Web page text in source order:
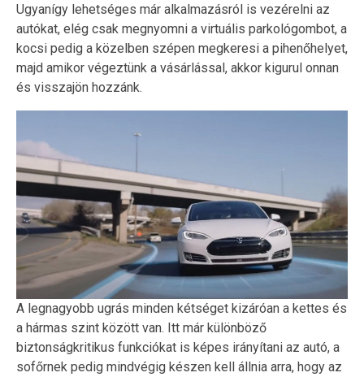
Ugyanígy lehetséges már alkalmazásról is vezérelni az
autókat, elég csak megnyomni a virtuális parkológombot, a
kocsi pedig a közelben szépen megkeresi a pihenőhelyet,
majd amikor végeztünk a vásárlással, akkor kigurul onnan
és visszajön hozzánk.
A legnagyobb ugrás minden kétséget kizáróan a kettes és
a hármas szint között van. Itt már különböző
biztonságkritikus funkciókat is képes irányítani az autó, a
sofőrnek pedig mindvégig készen kell állnia arra, hogy az